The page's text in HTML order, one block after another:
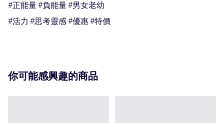
#正能量 #負能量 #男女老幼
#活力 #思考靈感 #優惠 #特價
你可能感興趣的商品